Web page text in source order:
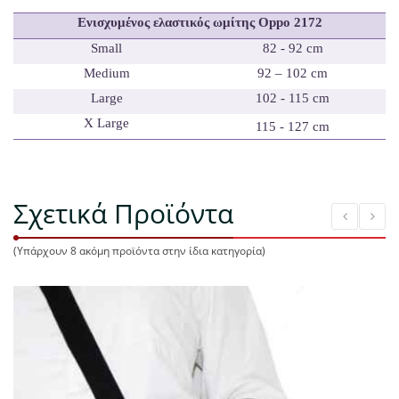
Ενισχυμένος ελαστικός ωμίτης Oppo 2172
Small
82 - 92 cm
Medium
92 – 102 cm
Large
102 - 115 cm
X Large
115 - 127 cm
Σχετικά Προϊόντα
(Υπάρχουν 8 ακόμη προϊόντα στην ίδια κατηγορία)